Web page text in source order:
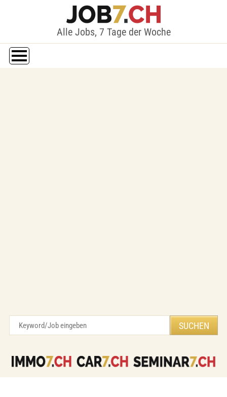
Alle Jobs, 7 Tage der Woche